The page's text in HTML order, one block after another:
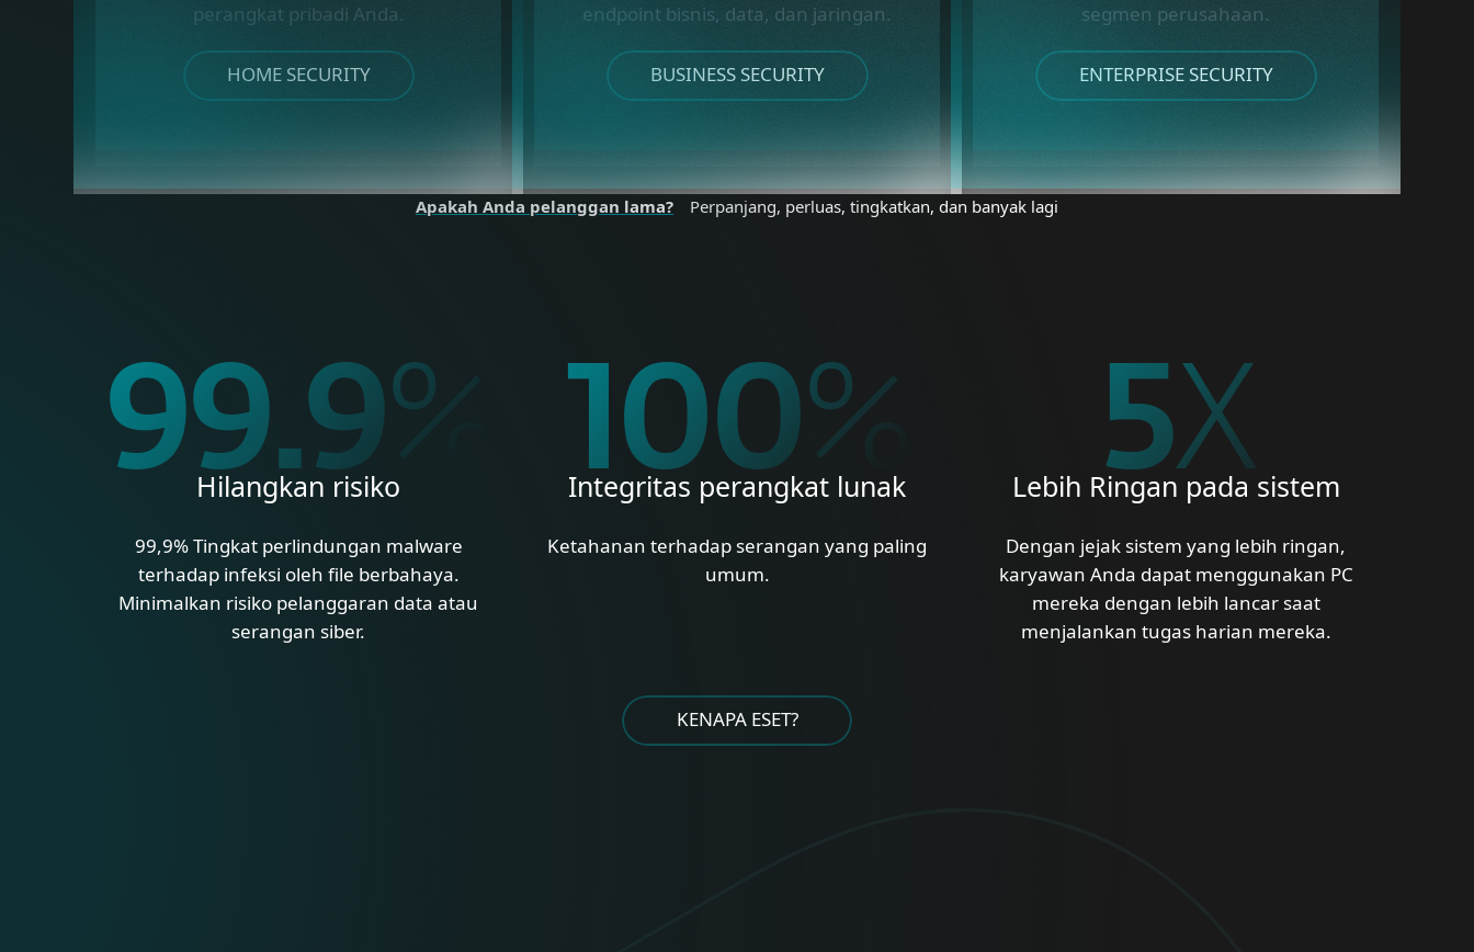
perangkat pribadi Anda.
HOME SECURITY
endpoint bisnis, data, dan jaringan.
BUSINESS SECURITY
segmen perusahaan.
ENTERPRISE SECURITY
Apakah Anda pelanggan lama? Perpanjang, perluas, tingkatkan, dan banyak lagi
99.9%
Hilangkan risiko
99,9% Tingkat perlindungan malware
terhadap infeksi oleh file berbahaya.
Minimalkan risiko pelanggaran data atau
serangan siber.
100%
Integritas perangkat lunak
Ketahanan terhadap serangan yang paling
umum.
5X
Lebih Ringan pada sistem
Dengan jejak sistem yang lebih ringan,
karyawan Anda dapat menggunakan PC
mereka dengan lebih lancar saat
menjalankan tugas harian mereka.
KENAPA ESET?